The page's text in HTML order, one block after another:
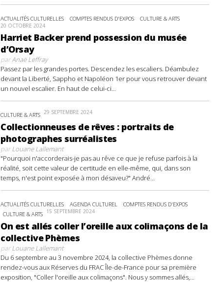
ACTUALITÉS CULTURELLES COMPTES RENDUS D'EXPOS CULTURE & ARTS
20 OCTOBRE 2024
Harriet Backer prend possession du musée
d’Orsay
parAnaë Leffray
Passez par les grandes portes. Descendez les escaliers. Déambulez
devant la Liberté, Sappho et Napoléon 1er pour vous retrouver devant
un nouvel escalier. En haut de celui-ci...
CULTURE & ARTS 29 SEPTEMBRE 2024
Collectionneuses de rêves : portraits de
photographes surréalistes
parLouane Lallemant
"Pourquoi n'accorderais-je pas au rêve ce que je refuse parfois à la
réalité, soit cette valeur de certitude en elle-même, qui, dans son
temps, n'est point exposée à mon désaveu?" André...
ACTUALITÉS CULTURELLES AGENDA CULTUREL
COMPTES RENDUS D'EXPOS
CULTURE & ARTS 15 SEPTEMBRE 2024
On est allés coller l’oreille aux colimaçons de la
collective Phèmes
parLouane Lallemant
Du 6 septembre au 3 novembre 2024, la collective Phèmes donne
rendez-vous aux Réserves du FRAC Île-de-France pour sa première
exposition, "Coller l'oreille aux colimaçons". Nous y sommes allés,...